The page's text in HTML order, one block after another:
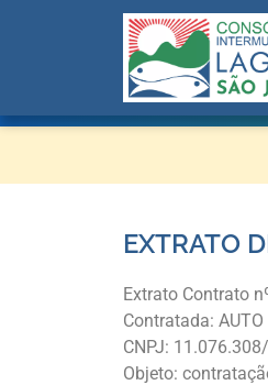
EXTRATO
Extrato Contrato
Contratada: AUTO
CNPJ:
Objeto: